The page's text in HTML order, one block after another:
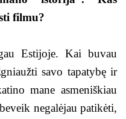
filmu?
Estijoje. Kai buvau
savo tapatybę ir
mane asmeniškiau
negalėjau patikėti,